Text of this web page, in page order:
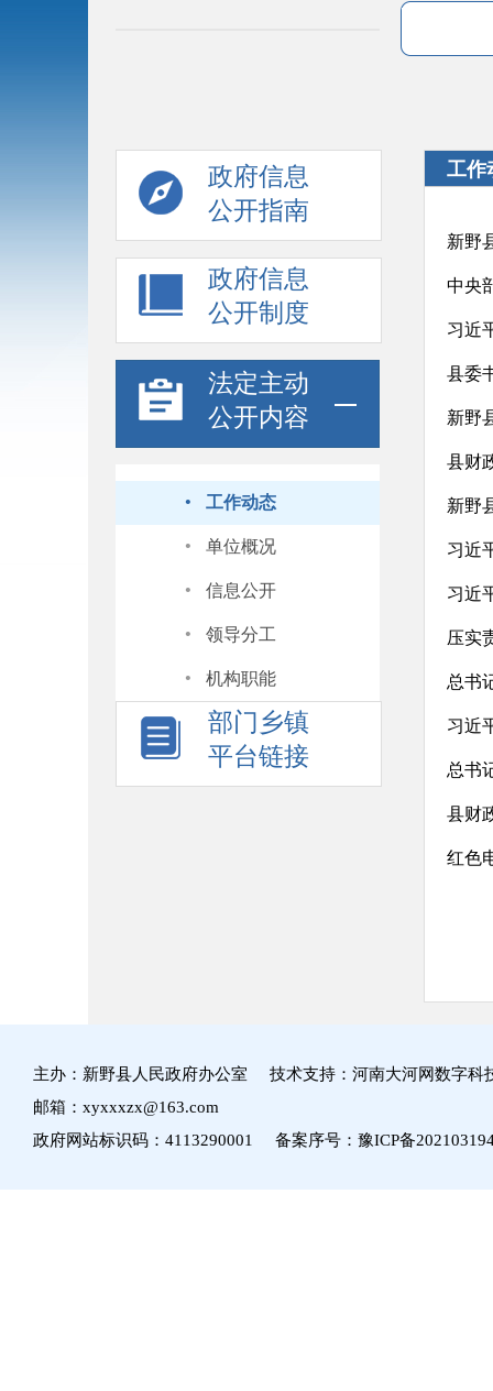
政府信息
公开指南
政府信息
公开制度
法定主动
公开内容
· 工作动态
· 单位概况
· 信息公开
· 领导分工
· 机构职能
部门乡镇
平台链接
工作
新野
中央
习近
县委
新野
县财
新野
习近
压实
总书
总书
县财
红色
主办：新野县人民政府办公室 技术支持：河南大河网数字科
邮箱：xyxxxzx@163.com
政府网站标识码：4113290001 备案序号： 豫ICP备